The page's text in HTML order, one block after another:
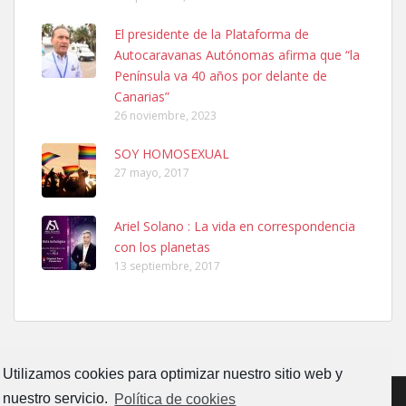
Utilizamos cookies para optimizar nuestro sitio web y
nuestro servicio. Política de cookies
Ninfa perdida
El día 5 se los perdió una ninfa papillera, asustada tiene miedo a la
calle, se perdió por la zon...
Leales.org » Gran Canaria
6.7.2025
Adopcion
Busco casa de acogida para mi perrita ya que por temas de trabajo
no la puedo tener. Solo gente r...
El presidente de la Plataforma de
Autocaravanas Autónomas afirma que “la
Península va 40 años por delante de
Canarias”
26 noviembre, 2023
SOY HOMOSEXUAL
27 mayo, 2017
Ariel Solano : La vida en correspondencia
con los planetas
13 septiembre, 2017